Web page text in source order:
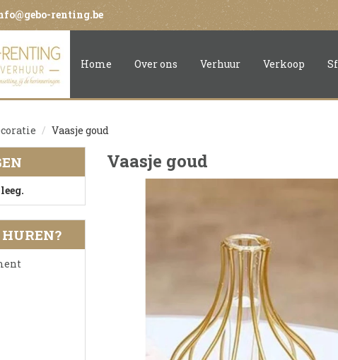
renting.be
Home Over ons Verhuur Verkoop
Vaasje goud
Vaasje goud